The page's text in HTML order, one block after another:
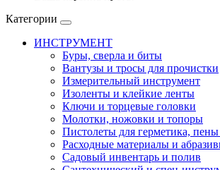
Категории
ИНСТРУМЕНТ
Буры, сверла и биты
Вантузы и тросы для прочистки
Измерительный инструмент
Изоленты и клейкие ленты
Ключи и торцевые головки
Молотки, ножовки и топоры
Пистолеты для герметика,
Расходные материалы и
Садовый инвентарь и полив